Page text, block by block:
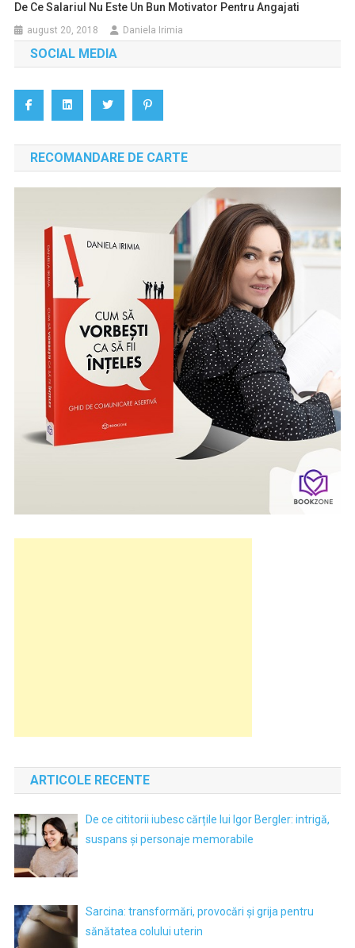
De Ce Salariul Nu Este Un Bun Motivator Pentru Angajati
august 20, 2018 Daniela Irimia
SOCIAL MEDIA
RECOMANDARE DE CARTE
ARTICOLE RECENTE
De ce cititorii iubesc cărțile lui Igor Bergler: intrigă,
suspans și personaje memorabile
Sarcina: transformări, provocări și grija pentru
sănătatea colului uterin